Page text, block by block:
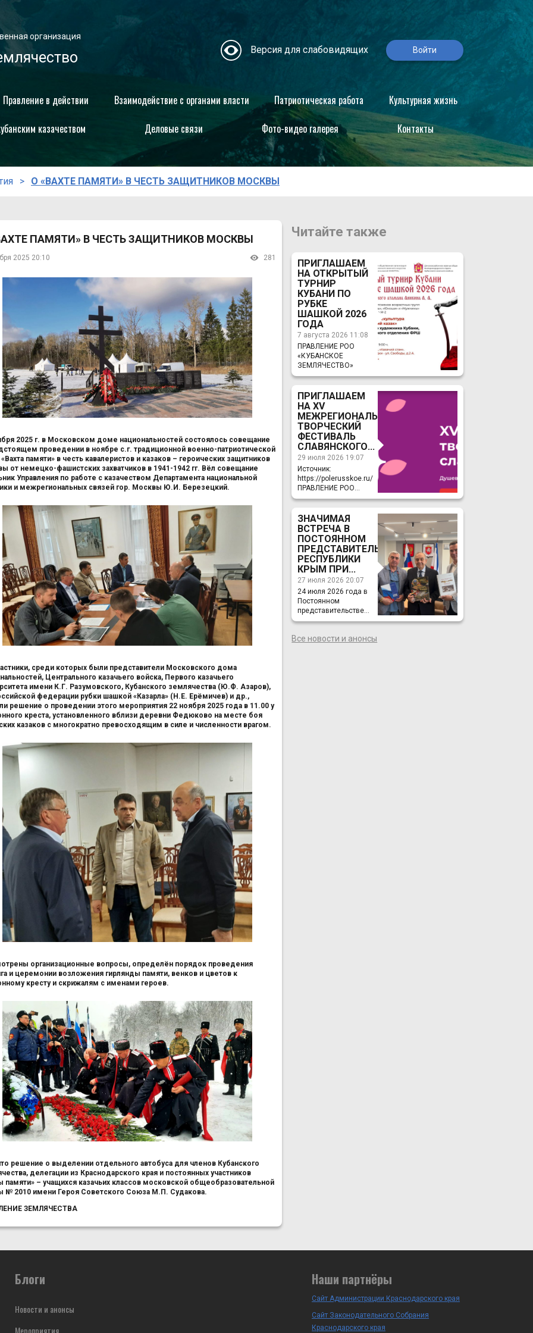
организация
Версия для слабовидящих Войти
Правление в действии Взаимодействие с органами власти Патриотическая работа
Культурная жизнь
казачеством Деловые связи Фото-видео галерея Контакты
О «ВАХТЕ ПАМЯТИ» В ЧЕСТЬ ЗАЩИТНИКОВ МОСКВЫ
ПАМЯТИ» В ЧЕСТЬ ЗАЩИТНИКОВ МОСКВЫ
2025 20:10 281
2025 г. в Московском доме национальностей состоялось совещание
проведении в ноябре с.г. традиционной военно-патриотической
памяти» в честь кавалеристов и казаков – героических защитников
от немецко-фашистских захватчиков в 1941-1942 гг. Вёл совещание
Управления по работе с казачеством Департамента национальной
и межрегиональных связей гор. Москвы Ю.И. Березецкий.
среди которых были представители Московского дома
Центрального казачьего войска, Первого казачьего
имени К.Г. Разумовского, Кубанского землячества (Ю.Ф. Азаров),
федерации рубки шашкой «Казарла» (Н.Е. Ерёмичев) и др.,
решение о проведении этого мероприятия 22 ноября 2025 года в 11.00 у
креста, установленного вблизи деревни Федюково на месте боя
казаков с многократно превосходящим в силе и численности врагом.
организационные вопросы, определён порядок проведения
и церемонии возложения гирлянды памяти, венков и цветов к
кресту и скрижалям с именами героев.
решение о выделении отдельного автобуса для членов Кубанского
делегации из Краснодарского края и постоянных участников
памяти» – учащихся казачьих классов московской общеобразовательной
№ 2010 имени Героя Советского Союза М.П. Судакова.
ЗЕМЛЯЧЕСТВА
Читайте также
ПРИГЛАШАЕМ
НА ОТКРЫТЫЙ
ТУРНИР
КУБАНИ ПО
РУБКЕ
ШАШКОЙ 2026
ГОДА
7 августа 2026 11:08
ПРАВЛЕНИЕ РОО
«КУБАНСКОЕ
ЗЕМЛЯЧЕСТВО»
ПРИГЛАШАЕМ
НА ХV
МЕЖРЕГИОНАЛЬНЫЙ
ТВОРЧЕСКИЙ
ФЕСТИВАЛЬ
СЛАВЯНСКОГО...
29 июля 2026 19:07
Источник:
https://polerusskoe.ru/
ПРАВЛЕНИЕ РОО...
ЗНАЧИМАЯ
ВСТРЕЧА В
ПОСТОЯННОМ
ПРЕДСТАВИТЕЛЬСТВЕ
РЕСПУБЛИКИ
КРЫМ ПРИ...
27 июля 2026 20:07
24 июля 2026 года в
Постоянном
представительстве...
Все новости и анонсы
Блоги
Новости и анонсы
Мероприятия
Наши партнёры
Сайт Администрации Краснодарского края
Сайт Законодательного Собрания
Краснодарского края